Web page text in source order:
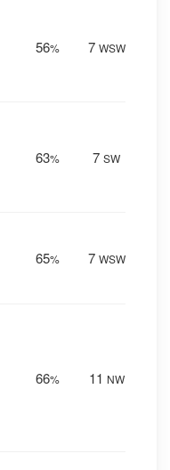
56% 7 WSW
63% 7 SW
65% 7 WSW
66% 11 NW